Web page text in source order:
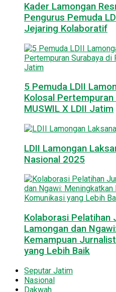
Kader Lamongan
Pengurus Pemuda
Jejaring Kolaboratif
5 Pemuda LDII
Kolosal
MUSWIL X LDII Jatim
LDII Lamongan
Nasional 2025
Kolaborasi Pelatihan
Lamongan dan
Kemampuan
yang Lebih Baik
Seputar Jatim
Nasional
Dakwah